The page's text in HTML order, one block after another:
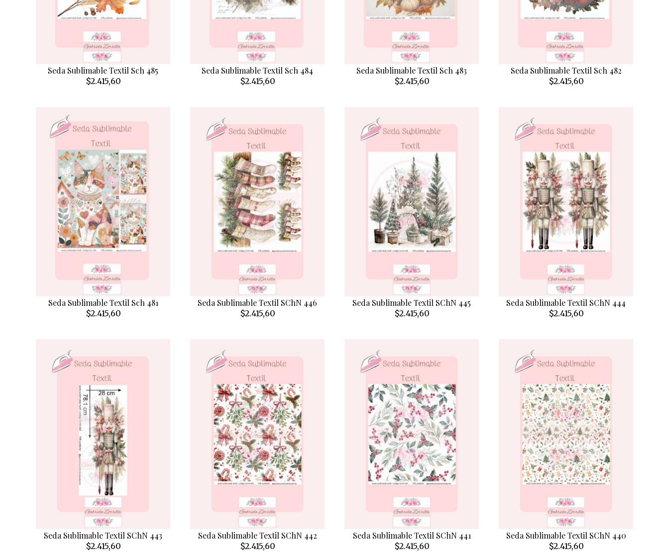
Seda Sublimable Textil Sch 485
$2.415,60
Seda Sublimable Textil Sch 484
$2.415,60
Seda Sublimable Textil Sch 483
$2.415,60
Seda Sublimable Textil Sch 482
$2.415,60
Seda Sublimable Textil Sch 481
$2.415,60
Seda Sublimable Textil SChN 446
$2.415,60
Seda Sublimable Textil SChN 445
$2.415,60
Seda Sublimable Textil SChN 444
$2.415,60
Seda Sublimable Textil SChN 443
$2.415,60
Seda Sublimable Textil SChN 442
$2.415,60
Seda Sublimable Textil SChN 441
$2.415,60
Seda Sublimable Textil SChN 440
$2.415,60